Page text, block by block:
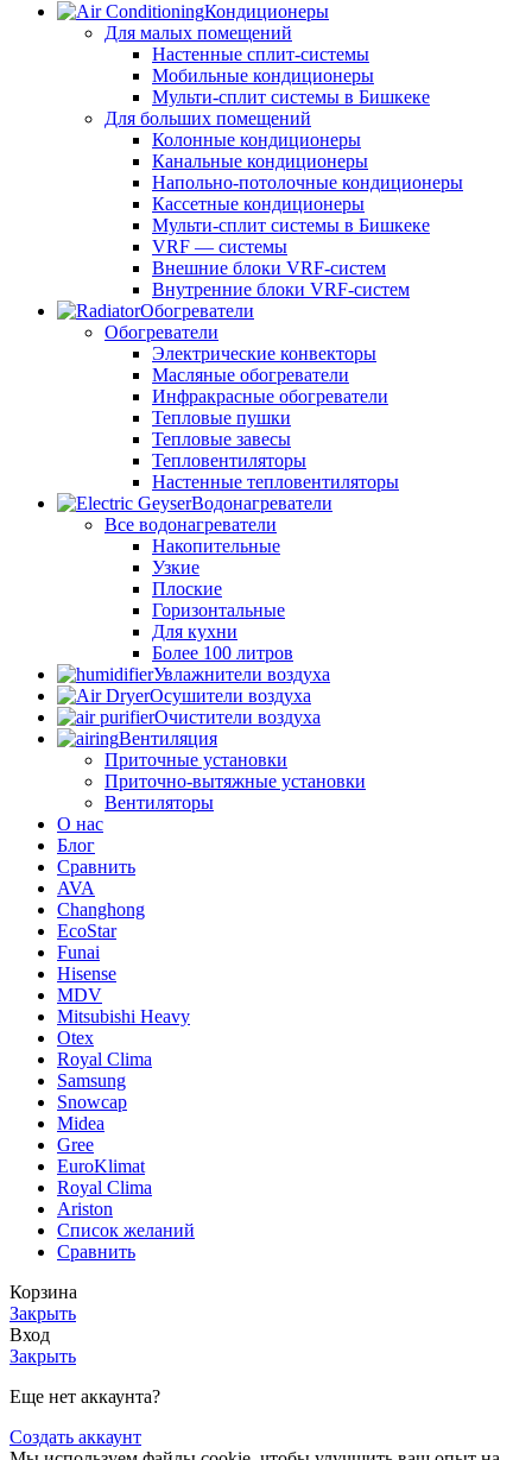
Кондиционеры
Для малых помещений
Настенные сплит-системы
Мобильные кондиционеры
Мульти-сплит системы в Бишкеке
Для больших помещений
Колонные кондиционеры
Канальные кондиционеры
Напольно-потолочные кондиционеры
Кассетные кондиционеры
Мульти-сплит системы в Бишкеке
VRF — системы
Внешние блоки VRF-систем
Внутренние блоки VRF-систем
Обогреватели
Обогреватели
Электрические конвекторы
Масляные обогреватели
Инфракрасные обогреватели
Тепловые пушки
Тепловые завесы
Тепловентиляторы
Настенные тепловентиляторы
Водонагреватели
Все водонагреватели
Накопительные
Узкие
Плоские
Горизонтальные
Для кухни
Более 100 литров
Увлажнители воздуха
Осушители воздуха
Очистители воздуха
Вентиляция
Приточные установки
Приточно-вытяжные установки
Вентиляторы
О нас
Блог
Сравнить
AVA
Changhong
EcoStar
Funai
Hisense
MDV
Mitsubishi Heavy
Otex
Royal Clima
Samsung
Snowcap
Midea
Gree
EuroKlimat
Royal Clima
Ariston
Список желаний
Сравнить
Корзина
Закрыть
Вход
Закрыть
Еще нет аккаунта?
Создать аккаунт